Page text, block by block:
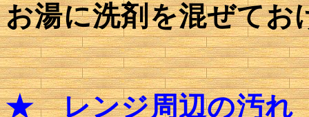
お湯に洗剤を混ぜてお
★レンジ周辺の汚れ